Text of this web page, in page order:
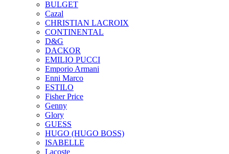
BULGET
Cazal
CHRISTIAN LACROIX
CONTINENTAL
D&G
DACKOR
EMILIO PUCCI
Emporio Armani
Enni Marco
ESTILO
Fisher Price
Genny
Glory
GUESS
HUGO (HUGO BOSS)
ISABELLE
Lacoste